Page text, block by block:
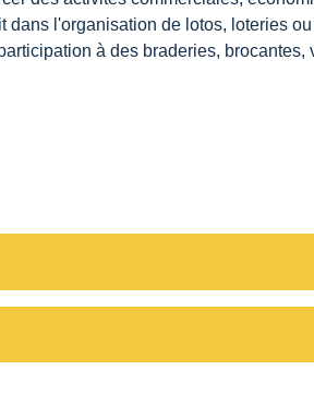
l'organisation de lotos, loteries
à des braderies, brocantes,